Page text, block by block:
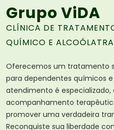
Grupo ViDA
CLÍNICA DE
QUÍMICO E ALCOÓLATRA
Oferecemos um tratamento
para dependentes químicos e
atendimento é
acompanhamento
promover uma verdadeira
Reconquiste sua liberdade